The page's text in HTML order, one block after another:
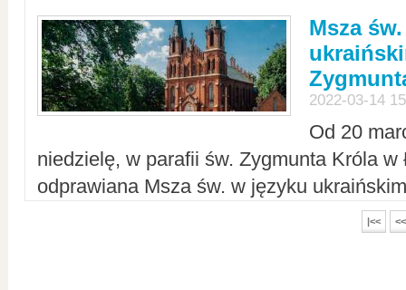
Msza
2022-03-14
Od 20
niedzielę, w parafii św. Zygmunta Króla w
odprawiana Msza św. w języku
|<< <<